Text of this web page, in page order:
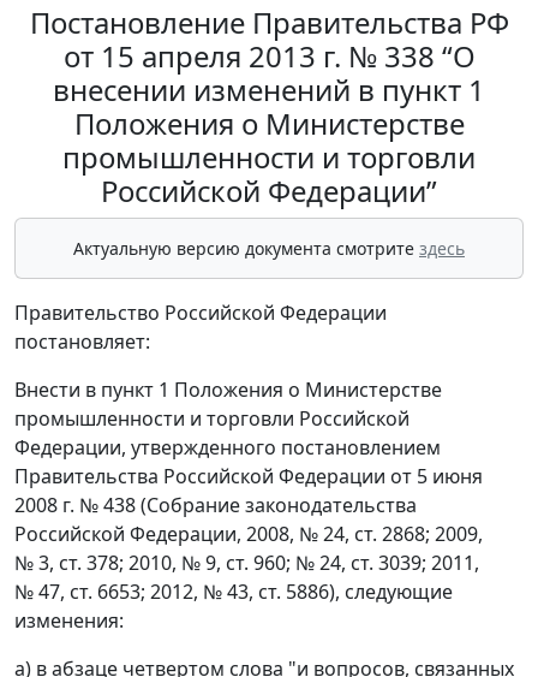
Постановление Правительства РФ
от 15 апреля 2013 г. № 338 “О
внесении изменений в пункт 1
Положения о Министерстве
промышленности и торговли
Российской Федерации”
Актуальную версию документа смотрите здесь
Правительство Российской Федерации
постановляет:
Внести в пункт 1 Положения о Министерстве
промышленности и торговли Российской
Федерации, утвержденного постановлением
Правительства Российской Федерации от 5 июня
2008 г. № 438 (Собрание законодательства
Российской Федерации, 2008, № 24, ст. 2868; 2009,
№ 3, ст. 378; 2010, № 9, ст. 960; № 24, ст. 3039; 2011,
№ 47, ст. 6653; 2012, № 43, ст. 5886), следующие
изменения:
а) в абзаце четвертом слова "и вопросов, связанных